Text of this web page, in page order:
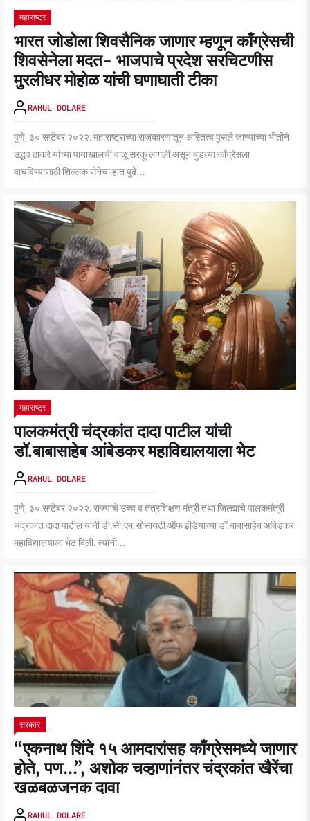
महाराष्ट्र
भारत जोडोला शिवसैनिक जाणार म्हणून काँग्रेसची
शिवसेनेला मदत- भाजपाचे प्रदेश सरचिटणीस
मुरलीधर मोहोळ यांची घणाघाती टीका
RAHUL DOLARE
पुणे, ३० सप्टेंबर २०२२: महाराष्ट्राच्या राजकारणातून अस्तित्व पुसले जाण्याच्या भीतीने
उद्धव ठाकरे यांच्या पायाखालची वाळू सरकू लागली असून बुडत्या काँग्रेसला
वाचविण्यासाठी शिल्लक सेनेचा हात पुढे...
महाराष्ट्र
पालकमंत्री चंद्रकांत दादा पाटील यांची
डॉ.बाबासाहेब आंबेडकर महाविद्यालयाला भेट
RAHUL DOLARE
पुणे, ३० सप्टेंबर २०२२: राज्याचे उच्च व तंत्रशिक्षण मंत्री तथा जिल्ह्याचे पालकमंत्री
चंद्रकांत दादा पाटील यांनी डी.सी.एम.सोसायटी ऑफ इंडियाच्या डॉ.बाबासाहेब आंबेडकर
महाविद्यालयाला भेट दिली. त्यांनी...
सरकार
“एकनाथ शिंदे १५ आमदारांसह काँग्रेसमध्ये जाणार
होते, पण…”, अशोक चव्हाणांनंतर चंद्रकांत खैरेंचा
खळबळजनक दावा
RAHUL DOLARE